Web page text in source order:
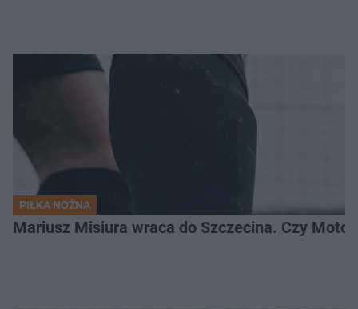
PIŁKA NOŻNA
Mariusz Misiura wraca do Szczecina. Czy